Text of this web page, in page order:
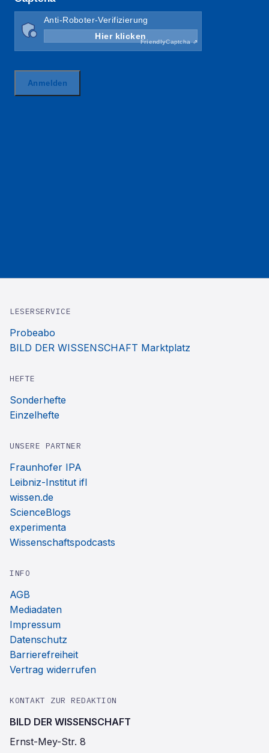
LESERSERVICE
Probeabo
BILD DER WISSENSCHAFT Marktplatz
HEFTE
Sonderhefte
Einzelhefte
UNSERE PARTNER
Fraunhofer IPA
Leibniz-Institut ifl
wissen.de
ScienceBlogs
experimenta
Wissenschaftspodcasts
INFO
AGB
Mediadaten
Impressum
Datenschutz
Barrierefreiheit
Vertrag widerrufen
KONTAKT ZUR REDAKTION
BILD DER WISSENSCHAFT
Ernst-Mey-Str. 8